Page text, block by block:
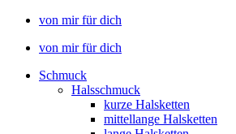
von mir für dich
von mir für dich
Schmuck
Halsschmuck
kurze Halsketten
mittellange Halsketten